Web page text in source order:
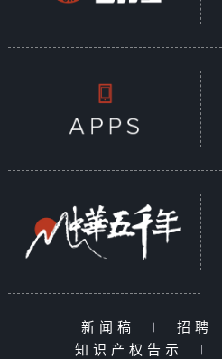
新闻稿 | 招聘
知识产权告示
|